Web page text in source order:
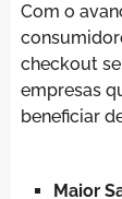
Com o
checkout
empresas
beneficiar
Maior